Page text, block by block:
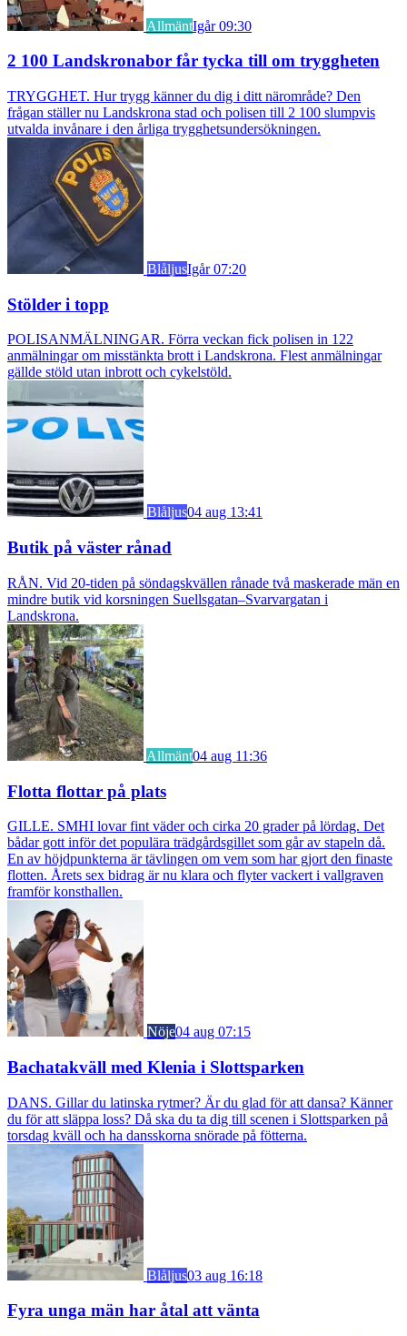
AllmäntIgår 09:30
2 100 Landskronabor får tycka till om tryggheten
TRYGGHET. Hur trygg känner du dig i ditt närområde? Den
frågan ställer nu Landskrona stad och polisen till 2 100 slumpvis
utvalda invånare i den årliga trygghetsundersökningen.
BlåljusIgår 07:20
Stölder i topp
POLISANMÄLNINGAR. Förra veckan fick polisen in 122
anmälningar om misstänkta brott i Landskrona. Flest anmälningar
gällde stöld utan inbrott och cykelstöld.
Blåljus04 aug 13:41
Butik på väster rånad
RÅN. Vid 20-tiden på söndagskvällen rånade två maskerade män en
mindre butik vid korsningen Suellsgatan–Svarvargatan i
Landskrona.
Allmänt04 aug 11:36
Flotta flottar på plats
GILLE. SMHI lovar fint väder och cirka 20 grader på lördag. Det
bådar gott inför det populära trädgårdsgillet som går av stapeln då.
En av höjdpunkterna är tävlingen om vem som har gjort den finaste
flotten. Årets sex bidrag är nu klara och flyter vackert i vallgraven
framför konsthallen.
Nöje04 aug 07:15
Bachatakväll med Klenia i Slottsparken
DANS. Gillar du latinska rytmer? Är du glad för att dansa? Känner
du för att släppa loss? Då ska du ta dig till scenen i Slottsparken på
torsdag kväll och ha dansskorna snörade på fötterna.
Blåljus03 aug 16:18
Fyra unga män har åtal att vänta